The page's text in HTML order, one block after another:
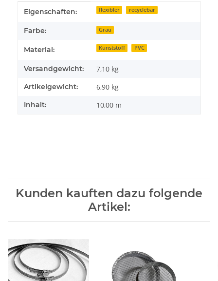
Produkteigenschaft
Wert
Eigenschaften: flexibler recyclebar
Farbe: Grau
Material: Kunststoff PVC
Versandgewicht: 7,10 kg
Artikelgewicht: 6,90 kg
Inhalt: 10,00 m
Kunden kauften dazu folgende
Artikel: